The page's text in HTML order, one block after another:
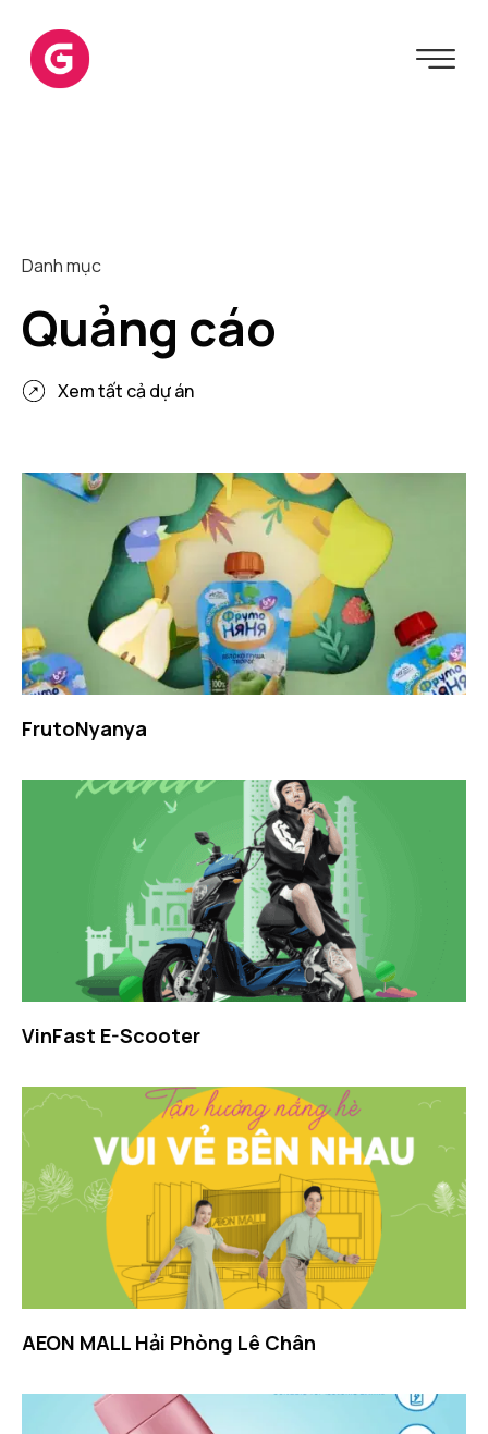
Danh mục
Quảng cáo
Xem tất cả dự án
FrutoNyanya​
VinFast E-Scooter​
AEON MALL Hải Phòng Lê Chân